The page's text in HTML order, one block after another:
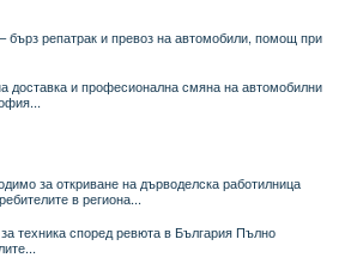
репатрак и превоз на автомобили, помощ при
доставка и професионална смяна на автомобилни
за откриване на дърводелска работилница
в региона...
техника според ревюта в България Пълно